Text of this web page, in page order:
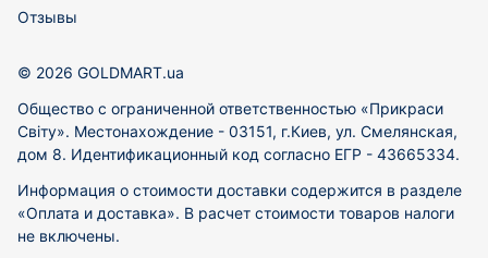
Отзывы
© 2026 GOLDMART.ua
Общество с ограниченной ответственностью «Прикраси
Світу». Местонахождение - 03151, г.Киев, ул. Смелянская,
дом 8. Идентификационный код согласно ЕГР - 43665334.
Информация о стоимости доставки содержится в разделе
«Оплата и доставка». В расчет стоимости товаров налоги
не включены.